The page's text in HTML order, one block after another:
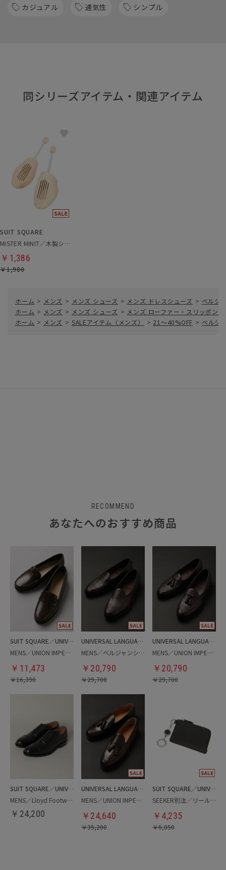
カジュアル 通気性 シンプル
同シリーズアイテム・関連アイテム
SUIT SQUARE
MISTER MINIT／木製シューキーパー
￥1,386
￥1,980
ホーム > メンズ > メンズ シューズ > メンズ ドレスシューズ > ベルジ
ホーム > メンズ > メンズ シューズ > メンズ ローファー・スリッポン
ホーム > メンズ > SALEアイテム（メンズ） > 21～40%OFF > ベルジ
RECOMMEND
あなたへのおすすめ商品
SUIT SQUARE／UNIVERSAL LANGUAGE
MENS／UNION IMPERIAL監修／コインローファー
￥ 11,473
￥16,390
UNIVERSAL LANGUAGE
MENS／ベルジャンシューズ
￥ 20,790
￥29,700
UNIVERSAL LANGUAGE
MENS／UNION IMPERIAL別注／タッセルベルジャンシューズ
￥ 20,790
￥29,700
SUIT SQUARE／UNIVERSAL LANGUAGE
MENS／Lloyd Footwear／ストレートチップシューズ
￥ 24,200
UNIVERSAL LANGUAGE
MENS／UNION IMPERIAL別注／タッセルローファー
￥ 24,640
￥35,200
SUIT SQUARE／UNIVERSAL LANGUAGE
SEEKER別注／リール付きカードケース
￥ 4,235
￥6,050